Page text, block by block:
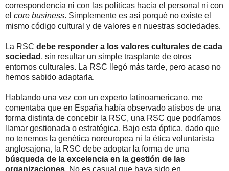
correspondencia ni con las políticas hacia el personal ni con
el core business. Simplemente es así porqué no existe el
mismo código cultural y de valores en nuestras sociedades.
La RSC debe responder a los valores culturales de cada
sociedad , sin resultar un simple trasplante de otros
entornos culturales. La RSC llegó más tarde, pero acaso no
hemos sabido adaptarla.
Hablando una vez con un experto latinoamericano, me
comentaba que en España había observado atisbos de una
forma distinta de concebir la RSC, una RSC que podríamos
llamar gestionada o estratégica. Bajo esta óptica, dado que
no tenemos la genética noreuropea ni la ética voluntarista
anglosajona, la RSC debe adoptar la forma de una
búsqueda de la excelencia en la gestión de las
organizaciones. No es casual que haya sido en